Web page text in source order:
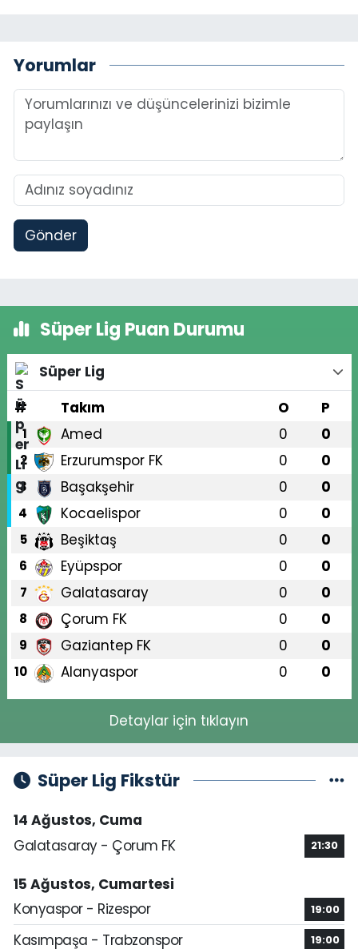
Yorumlar
Gönder
Süper Lig Puan Durumu
Süper Lig
#
Takım O P
1 Amed 0 0
2 Erzurumspor FK 0 0
3 Başakşehir 0 0
4 Kocaelispor 0 0
5 Beşiktaş 0 0
6 Eyüpspor 0 0
7 Galatasaray 0 0
8 Çorum FK 0 0
9 Gaziantep FK 0 0
10 Alanyaspor 0 0
Detaylar için tıklayın
Süper Lig Fikstür
14 Ağustos, Cuma
Galatasaray - Çorum FK
21:30
15 Ağustos, Cumartesi
Konyaspor - Rizespor
19:00
Kasımpaşa - Trabzonspor 19:00